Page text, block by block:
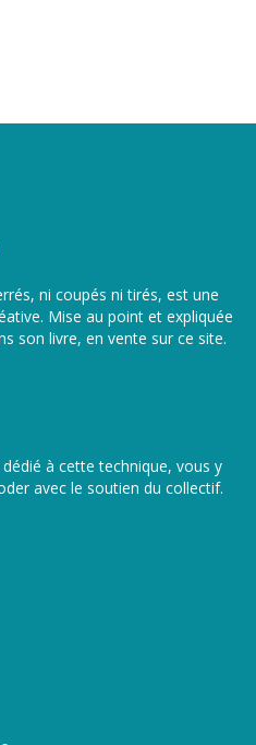
ni coupés ni tirés, est une
Mise au point et expliquée
son livre, en vente sur ce site.
à cette technique, vous y
avec le soutien du collectif.